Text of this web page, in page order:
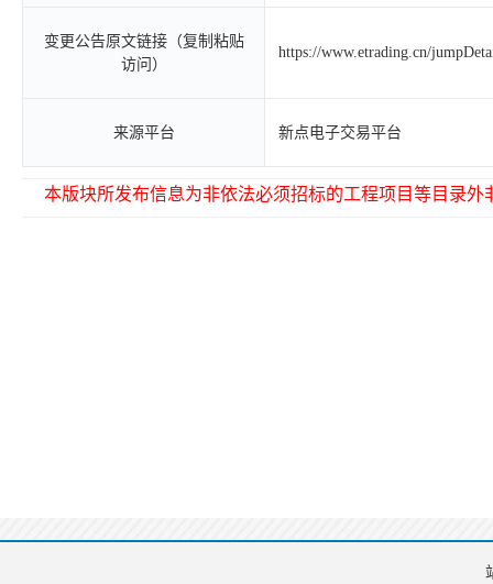
变更公告原文链接（复制粘贴
访问）
https://www.etrading.cn/
来源平台 新点电子交易平台
本版块所发布信息为非依法必须招标的工程项目等目录